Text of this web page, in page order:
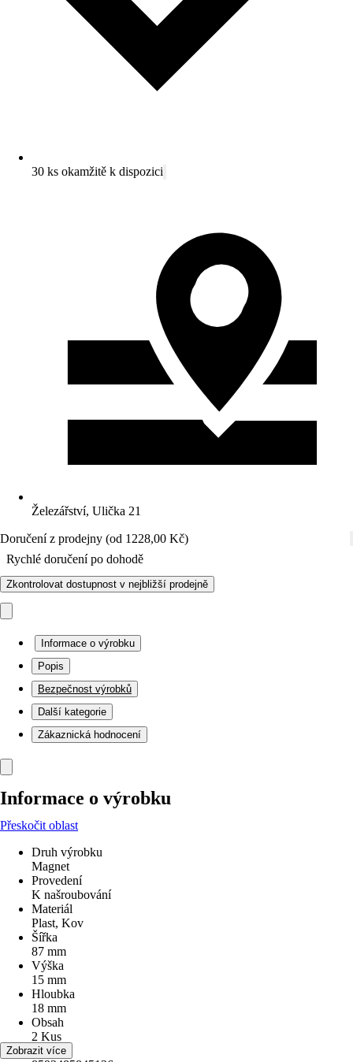
30 ks okamžitě k dispozici
Železářství, Ulička 21
Doručení z prodejny (od 1228,00 Kč)
Rychlé doručení po dohodě
Zkontrolovat dostupnost v nejbližší prodejně
Informace o výrobku
Popis
Bezpečnost výrobků
Další kategorie
Zákaznická hodnocení
Informace o výrobku
Přeskočit oblast
Druh výrobku
Magnet
Provedení
K našroubování
Materiál
Plast, Kov
Šířka
87 mm
Výška
15 mm
Hloubka
18 mm
Obsah
2 Kus
EAN
Zobrazit více